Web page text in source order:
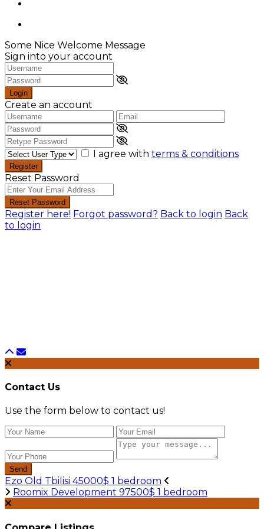
Some Nice Welcome Message
Sign into your account
Login
Create an account
I agree with terms & conditions
Register
Reset Password
Reset Password
Register here! Forgot password? Back to login Back
to login
Contact Us
Use the form below to contact us!
Send
Ezo Old Tbilisi 45000$ 1 bedroom
Roomix Development 97500$ 1 bedroom